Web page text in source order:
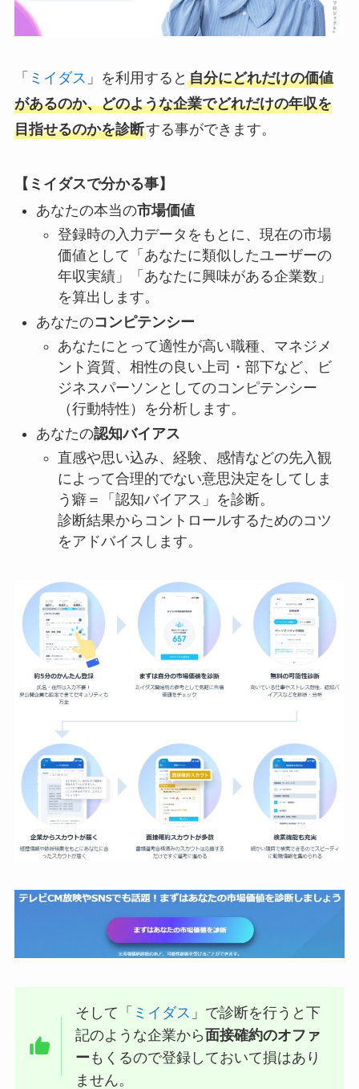
「 ミイダス 」を利用すると 自分にどれだけの価値
があるのか、どのような企業でどれだけの年収を
目指せるのかを診断する事ができます。
【ミイダスで分かる事】
あなたの本当の市場価値
登録時の入力データをもとに、現在の市場
価値として「あなたに類似したユーザーの
年収実績」「あなたに興味がある企業数」
を算出します。
あなたのコンピテンシー
あなたにとって適性が高い職種、マネジメ
ント資質、相性の良い上司・部下など、ビ
ジネスパーソンとしてのコンピテンシー
（行動特性）を分析します。
あなたの認知バイアス
直感や思い込み、経験、感情などの先入観
によって合理的でない意思決定をしてしま
う癖＝「認知バイアス」を診断。
診断結果からコントロールするためのコツ
をアドバイスします。
そして「 ミイダス 」で診断を行うと下
記のような企業から面接確約のオファ
ー もくるので登録しておいて損はあり
ません。